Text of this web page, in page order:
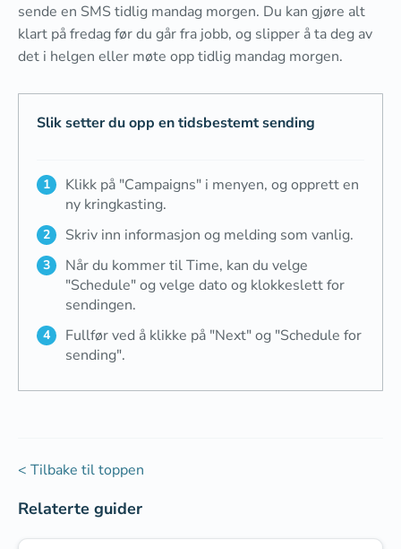
sende en SMS tidlig mandag morgen. Du kan gjøre alt
klart på fredag før du går fra jobb, og slipper å ta deg av
det i helgen eller møte opp tidlig mandag morgen.
Slik setter du opp en tidsbestemt sending
Klikk på "Campaigns" i menyen, og opprett en
ny kringkasting.
Skriv inn informasjon og melding som vanlig.
Når du kommer til Time, kan du velge
"Schedule" og velge dato og klokkeslett for
sendingen.
Fullfør ved å klikke på "Next" og "Schedule for
sending".
< Tilbake til toppen
Relaterte guider